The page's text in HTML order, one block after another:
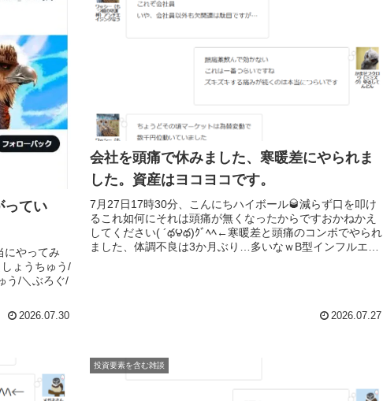
ってい
にやってみ
ょうちゅう/
う/＼ぶろぐ/
2026.07.30
会社を頭痛で休みました、寒暖差にやられま
した。資産はヨコヨコです。
7月27日17時30分、こんにちハイボール🥃減らず口を叩け
るこれ如何にそれは頭痛が無くなったからですおかねかえ
してください( ´థ౪థ)ｸﾞﾍﾍ←寒暖差と頭痛のコンボでやられ
ました、体調不良は3か月ぶり…多いなｗB型インフルエン
2026.07.27
投資要素を含む雑談